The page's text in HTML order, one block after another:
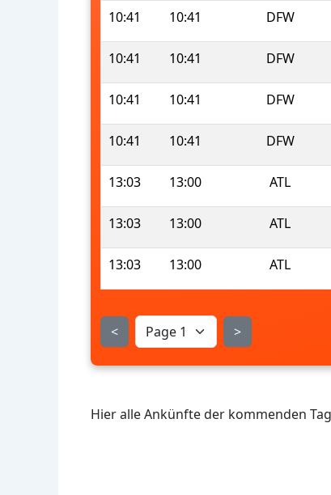
10:41 10:41 DFW
10:41 10:41 DFW
10:41 10:41 DFW
10:41 10:41 DFW
13:03 13:00 ATL
13:03 13:00 ATL
13:03 13:00 ATL
< >
Hier alle Ankünfte der kommenden